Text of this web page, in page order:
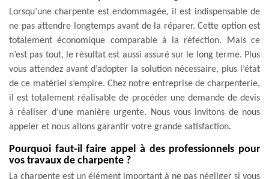
Lorsqu’une charpente est endommagée, il est indispensable de
ne pas attendre longtemps avant de la réparer. Cette option est
totalement économique comparable à la réfection. Mais ce
n’est pas tout, le résultat est aussi assuré sur le long terme. Plus
vous attendez avant d’adopter la solution nécessaire, plus l’état
de ce matériel s’empire. Chez notre entreprise de charpenterie,
il est totalement réalisable de procéder une demande de devis
à réaliser d’une manière urgente. Nous vous invitons de nous
appeler et nous allons garantir votre grande satisfaction.
Pourquoi faut-il faire appel à des professionnels pour
vos travaux de charpente ?
La charpente est un élément important à ne pas négliger si vous